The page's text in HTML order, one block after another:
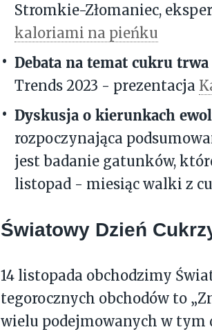
Stromkie-Złomaniec,
kaloriami na pieńku
Debata na temat cukru trwa
Trends 2023 - prezentacja
Dyskusja o kierunkach
rozpoczynająca
jest badanie gatunków,
listopad - miesiąc walki z
Światowy Dzień
14 listopada obchodzimy
tegorocznych obchodów to
wielu podejmowanych w tym